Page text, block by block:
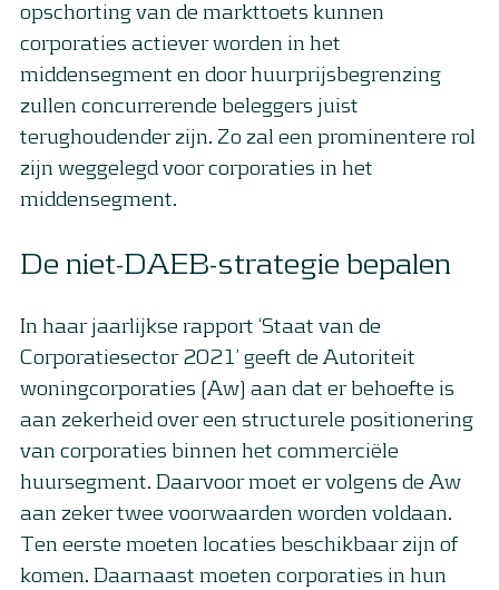
opschorting van de markttoets kunnen
corporaties actiever worden in het
middensegment en door huurprijsbegrenzing
zullen concurrerende beleggers juist
terughoudender zijn. Zo zal een prominentere rol
zijn weggelegd voor corporaties in het
middensegment.
De niet-DAEB-strategie bepalen
In haar jaarlijkse rapport ‘Staat van de
Corporatiesector 2021’ geeft de Autoriteit
woningcorporaties (Aw) aan dat er behoefte is
aan zekerheid over een structurele positionering
van corporaties binnen het commerciële
huursegment. Daarvoor moet er volgens de Aw
aan zeker twee voorwaarden worden voldaan.
Ten eerste moeten locaties beschikbaar zijn of
komen. Daarnaast moeten corporaties in hun